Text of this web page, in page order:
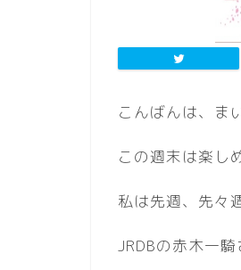
こんばんは、ま
この週末は楽し
私は先週、先々
JRDBの赤木一騎